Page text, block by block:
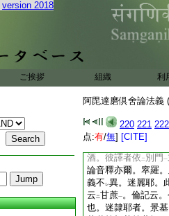
version 2018
ご挨拶 組織 利
阿毘達磨倶舍論法義
220 221 222
点:有/無] [CITE]
諸酒者。謂飮咽歠如
逸處者。謂上諸酒
狂亂不
識 尊卑 一 。
論意一也。此中初依レ
陀。迷麗耶之末陀
陀酒
一西方有
何故爾者。明顯
示
二十一
九右
云。糓
酒。彼譯者依 二 別門 一
論音釋亦爾。窣羅
義不 レ異。迷麗耶。
云 二甘蔗一。倫記云
也。迷隷耶者。景